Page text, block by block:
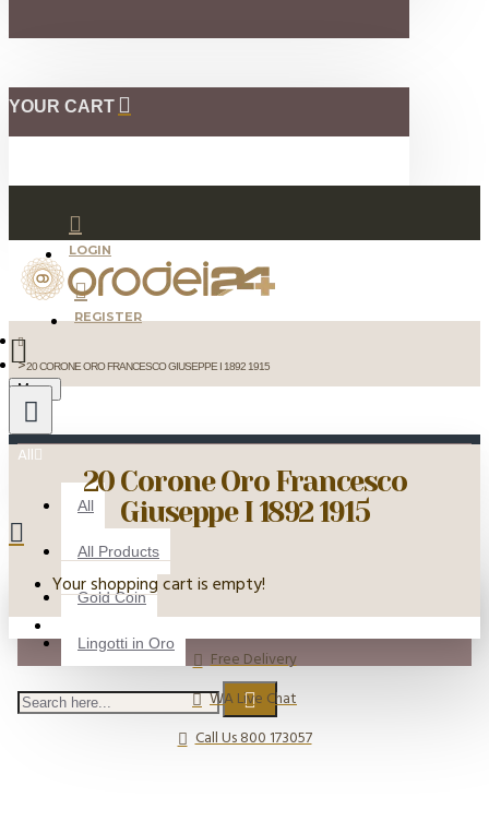
YOUR CART
LOGIN
REGISTER
Menu
All
All
All Products
Gold Coin
Lingotti in Oro
Your shopping cart is empty!
20 CORONE ORO FRANCESCO GIUSEPPE I 1892 1915
20 Corone Oro Francesco
Giuseppe I 1892 1915
Free Delivery
WA Live Chat
Call Us 800 173057